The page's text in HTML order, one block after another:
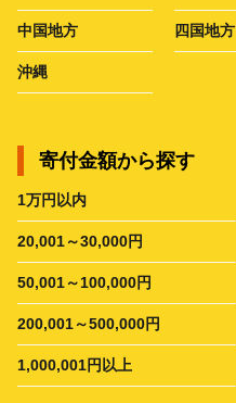
中国地方 四国地方
沖縄
寄付金額から探す
1万円以内
20,001～30,000円
50,001～100,000円
200,001～500,000円
1,000,001円以上